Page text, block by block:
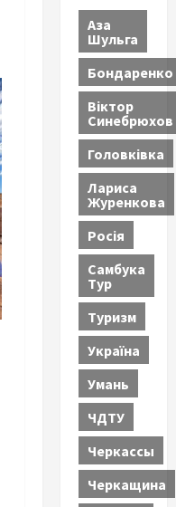
Аза
Шульга
Бондаренко
Віктор
Синебрюхов
Головківка
Лариса
Журенкова
Росія
Самбука
Тур
Туризм
Україна
Умань
ЧДТУ
Черкассы
Черкащина